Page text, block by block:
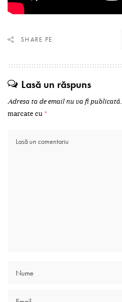
SHARE PE
Lasă un răspuns
Adresa ta de email nu va fi publicată.
marcate cu *